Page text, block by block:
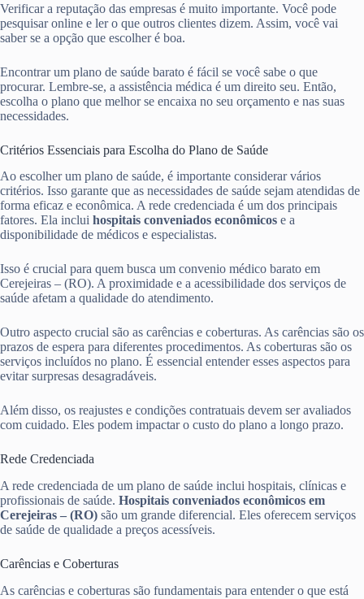
Verificar a reputação das empresas é muito importante. Você pode
pesquisar online e ler o que outros clientes dizem. Assim, você vai
saber se a opção que escolher é boa.
Encontrar um plano de saúde barato é fácil se você sabe o que
procurar. Lembre-se, a assistência médica é um direito seu. Então,
escolha o plano que melhor se encaixa no seu orçamento e nas suas
necessidades.
Critérios Essenciais para Escolha do Plano de Saúde
Ao escolher um plano de saúde, é importante considerar vários
critérios. Isso garante que as necessidades de saúde sejam atendidas de
forma eficaz e econômica. A rede credenciada é um dos principais
fatores. Ela inclui hospitais conveniados econômicos e a
disponibilidade de médicos e especialistas.
Isso é crucial para quem busca um convenio médico barato em
Cerejeiras – (RO). A proximidade e a acessibilidade dos serviços de
saúde afetam a qualidade do atendimento.
Outro aspecto crucial são as carências e coberturas. As carências são os
prazos de espera para diferentes procedimentos. As coberturas são os
serviços incluídos no plano. É essencial entender esses aspectos para
evitar surpresas desagradáveis.
Além disso, os reajustes e condições contratuais devem ser avaliados
com cuidado. Eles podem impactar o custo do plano a longo prazo.
Rede Credenciada
A rede credenciada de um plano de saúde inclui hospitais, clínicas e
profissionais de saúde. Hospitais conveniados econômicos em
Cerejeiras – (RO) são um grande diferencial. Eles oferecem serviços
de saúde de qualidade a preços acessíveis.
Carências e Coberturas
As carências e coberturas são fundamentais para entender o que está